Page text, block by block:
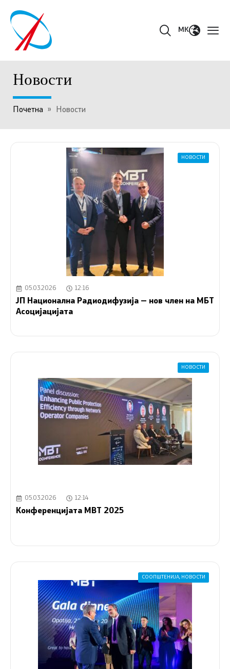
MK
Новости
Почетна » Новости
НОВОСТИ
05.03.2026 12:16
ЈП Национална Радиодифузија — нов член на МБТ
Асоцијацијата
НОВОСТИ
05.03.2026 12:14
Конференцијата MBT 2025
СООПШТЕНИЈА, НОВОСТИ